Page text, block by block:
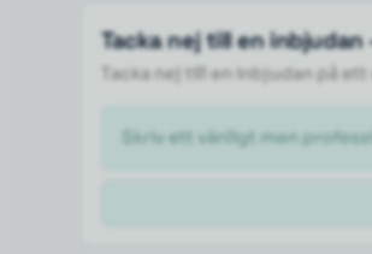
Tacka nej till en inbjudan
Tacka nej till en inbjudan på
Skriv ett vänligt men